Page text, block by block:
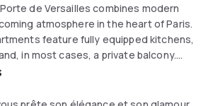
de Versailles combines modern
atmosphere in the heart of Paris.
feature fully equipped kitchens,
in most cases, a private balcony.
garden patio, a daily buffet breakfast,
and tram connections just minutes